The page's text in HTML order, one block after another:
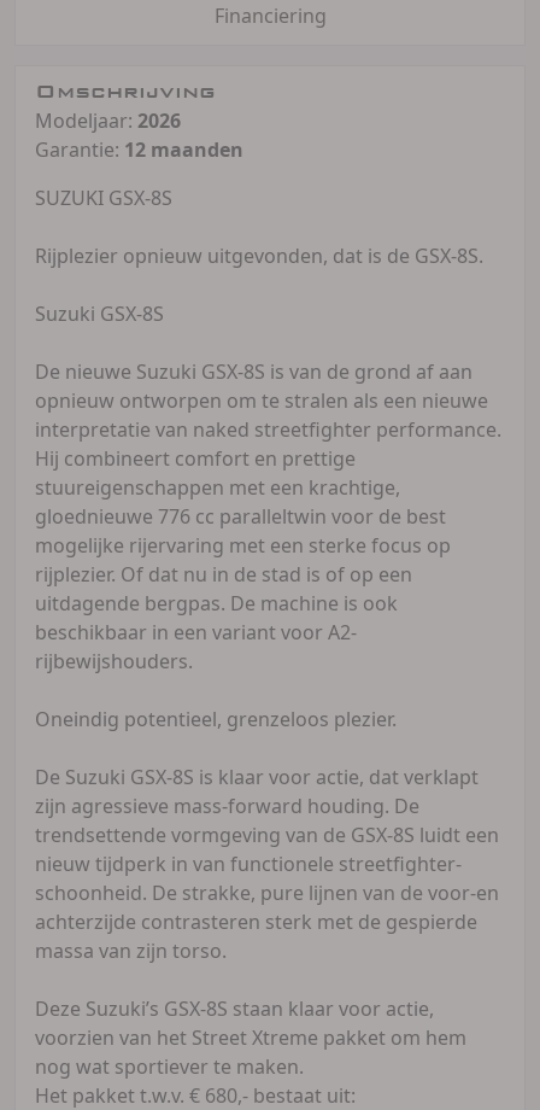
Financiering
Omschrijving
Modeljaar: 2026
Garantie: 12 maanden
SUZUKI GSX-8S
Rijplezier opnieuw uitgevonden, dat is de GSX-8S.
Suzuki GSX-8S
De nieuwe Suzuki GSX-8S is van de grond af aan
opnieuw ontworpen om te stralen als een nieuwe
interpretatie van naked streetfighter performance.
Hij combineert comfort en prettige
stuureigenschappen met een krachtige,
gloednieuwe 776 cc paralleltwin voor de best
mogelijke rijervaring met een sterke focus op
rijplezier. Of dat nu in de stad is of op een
uitdagende bergpas. De machine is ook
beschikbaar in een variant voor A2-
rijbewijshouders.
Oneindig potentieel, grenzeloos plezier.
De Suzuki GSX-8S is klaar voor actie, dat verklapt
zijn agressieve mass-forward houding. De
trendsettende vormgeving van de GSX-8S luidt een
nieuw tijdperk in van functionele streetfighter-
schoonheid. De strakke, pure lijnen van de voor-en
achterzijde contrasteren sterk met de gespierde
massa van zijn torso.
Deze Suzuki’s GSX-8S staan klaar voor actie,
voorzien van het Street Xtreme pakket om hem
nog wat sportiever te maken.
Het pakket t.w.v. € 680,- bestaat uit: